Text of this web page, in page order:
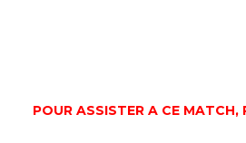
POUR ASSISTER A CE